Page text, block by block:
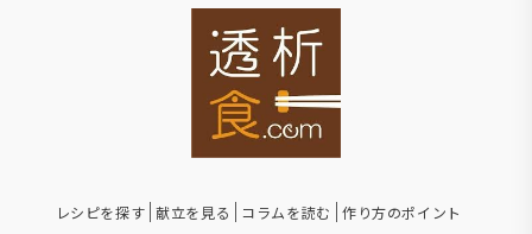
レシピを探す 献立を見る コラムを読む
作り方のポイント